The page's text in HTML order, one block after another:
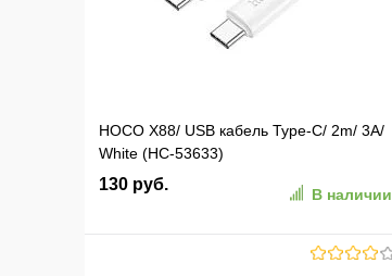
HOCO X88/ USB кабель Type-C/ 2m/ 3A/
White (HC-53633)
130 руб.
В наличии